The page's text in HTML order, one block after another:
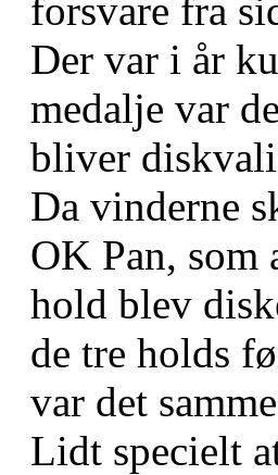
forsvare fra
Der var i år
medalje var
bliver
Da vinderne
OK Pan, som
hold blev
de tre holds
var det
Lidt specielt